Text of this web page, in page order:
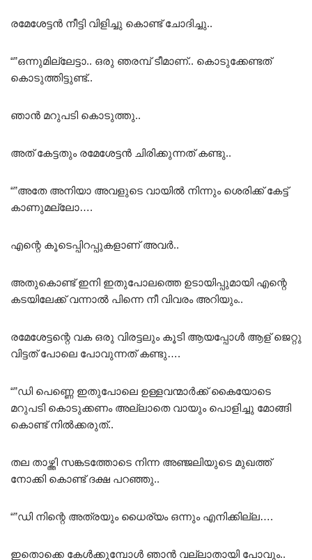
രമേശേട്ടൻ നീട്ടി വിളിച്ചു കൊണ്ട് ചോദിച്ചു..
“”ഒന്നുമില്ലേട്ടാ.. ഒരു ഞരമ്പ് ടീമാണ്.. കൊടുക്കേണ്ടത്
കൊടുത്തിട്ടുണ്ട്..
ഞാൻ മറുപടി കൊടുത്തു..
അത് കേട്ടതും രമേശേട്ടൻ ചിരിക്കുന്നത് കണ്ടു..
“”അതേ അനിയാ അവളുടെ വായിൽ നിന്നും ശെരിക്ക് കേട്ട്
കാണുമല്ലോ….
എന്റെ കൂടെപ്പിറപ്പുകളാണ് അവർ..
അതുകൊണ്ട് ഇനി ഇതുപോലത്തെ ഉടായിപ്പുമായി എന്റെ
കടയിലേക്ക് വന്നാൽ പിന്നെ നീ വിവരം അറിയും..
രമേശേട്ടന്റെ വക ഒരു വിരട്ടലും കൂടി ആയപ്പോൾ ആള് ജെറ്റു
വിട്ടത് പോലെ പോവുന്നത് കണ്ടു….
“”ഡി പെണ്ണെ ഇതുപോലെ ഉള്ളവന്മാർക്ക് കൈയോടെ
മറുപടി കൊടുക്കണം അല്ലാതെ വായും പൊളിച്ചു മോങ്ങി
കൊണ്ട് നിൽക്കരുത്..
തല താഴ്ത്തി സങ്കടത്തോടെ നിന്ന അഞ്ജലിയുടെ മുഖത്ത്
നോക്കി കൊണ്ട് ദക്ഷ പറഞ്ഞു..
“”ഡി നിന്റെ അത്രയും ധൈര്യം ഒന്നും എനിക്കില്ല….
ഇതൊക്കെ കേൾക്കുമ്പോൾ ഞാൻ വല്ലാതായി പോവും..